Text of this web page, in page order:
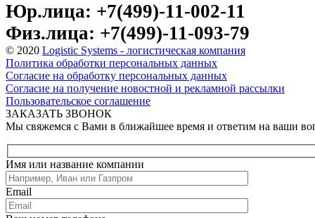
Юр.лица: +7(499)-11-002-11
Физ.лица: +7(499)-11-093-79
© 2020 Logistic Systems - логистическая компания
Политика обработки персональных данных
Согласие на обработку персональных данных
Согласие на получение новостной и рекламной рассылки
Пользовательское соглашение
ЗАКАЗАТЬ ЗВОНОК
Мы свяжемся с Вами в ближайшее время и ответим на ваши
Имя или название компании
Email